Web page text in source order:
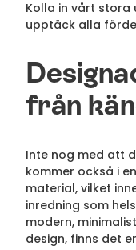
Kolla in vårt
upptäck alla
från
Inte nog med att
kommer också i
material, vilket
inredning som
modern,
design, finns det